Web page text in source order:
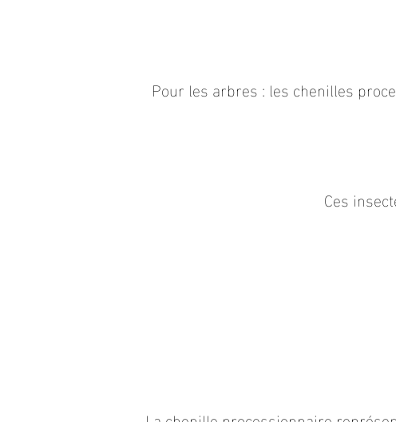
Pour les arbres : les chenilles
Ces